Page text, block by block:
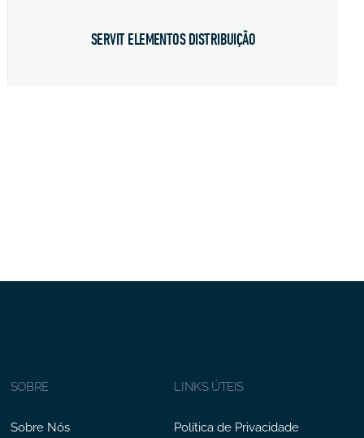
SERVIT ELEMENTOS DISTRIBUIÇÃO
SOBRE
Sobre Nós
LINKS ÚTEIS
Política de Privacidade